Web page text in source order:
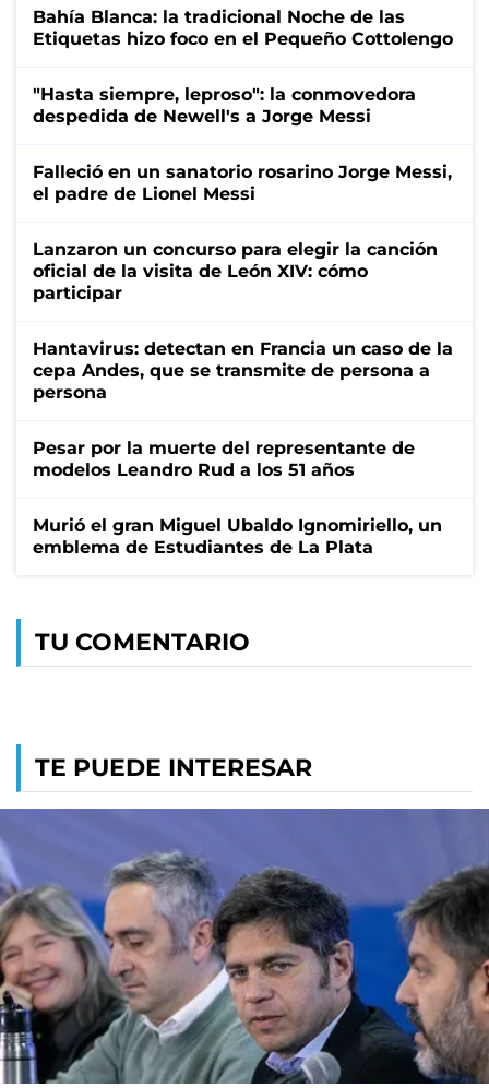
Bahía Blanca: la tradicional Noche de las
Etiquetas hizo foco en el Pequeño Cottolengo
"Hasta siempre, leproso": la conmovedora
despedida de Newell's a Jorge Messi
Falleció en un sanatorio rosarino Jorge Messi,
el padre de Lionel Messi
Lanzaron un concurso para elegir la canción
oficial de la visita de León XIV: cómo
participar
Hantavirus: detectan en Francia un caso de la
cepa Andes, que se transmite de persona a
persona
Pesar por la muerte del representante de
modelos Leandro Rud a los 51 años
Murió el gran Miguel Ubaldo Ignomiriello, un
emblema de Estudiantes de La Plata
TU COMENTARIO
TE PUEDE INTERESAR